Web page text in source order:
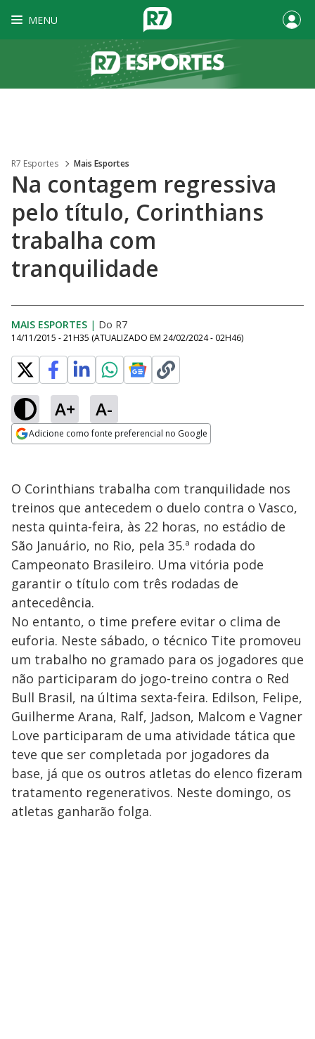
MENU
R7 Esportes Mais Esportes
Na contagem regressiva
pelo título, Corinthians
trabalha com
tranquilidade
MAIS ESPORTES | Do R7
14/11/2015 - 21H35 (ATUALIZADO EM 24/02/2024 - 02H46)
A+ A-
Adicione como fonte preferencial no Google
O Corinthians trabalha com tranquilidade nos
treinos que antecedem o duelo contra o Vasco,
nesta quinta-feira, às 22 horas, no estádio de
São Januário, no Rio, pela 35.ª rodada do
Campeonato Brasileiro. Uma vitória pode
garantir o título com três rodadas de
antecedência.
No entanto, o time prefere evitar o clima de
euforia. Neste sábado, o técnico Tite promoveu
um trabalho no gramado para os jogadores que
não participaram do jogo-treino contra o Red
Bull Brasil, na última sexta-feira. Edilson, Felipe,
Guilherme Arana, Ralf, Jadson, Malcom e Vagner
Love participaram de uma atividade tática que
teve que ser completada por jogadores da
base, já que os outros atletas do elenco fizeram
tratamento regenerativos. Neste domingo, os
atletas ganharão folga.